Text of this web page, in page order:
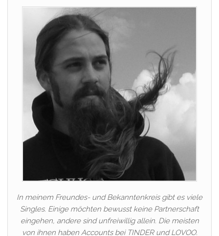
In meinem Freundes- und Bekanntenkreis gibt es viele
Singles. Einige möchten bewusst keine Partnerschaft
eingehen, andere sind unfreiwillig allein. Die meisten
von ihnen haben Accounts bei TINDER und LOVOO.